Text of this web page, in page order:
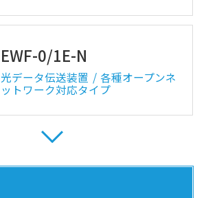
EWF-0/1E-N
光データ伝送装置 各種オープンネ
ットワーク対応タイプ